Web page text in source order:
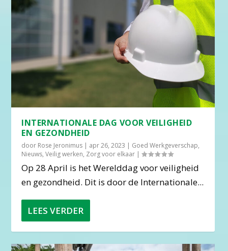
INTERNATIONALE DAG VOOR VEILIGHEID
EN GEZONDHEID
door Rose Jeronimus | apr 26, 2023 | Goed Werkgeverschap,
Nieuws,Veilig werken, Zorg voor elkaar |
Op 28 April is het Werelddag voor veiligheid
en gezondheid. Dit is door de Internationale...
LEES VERDER